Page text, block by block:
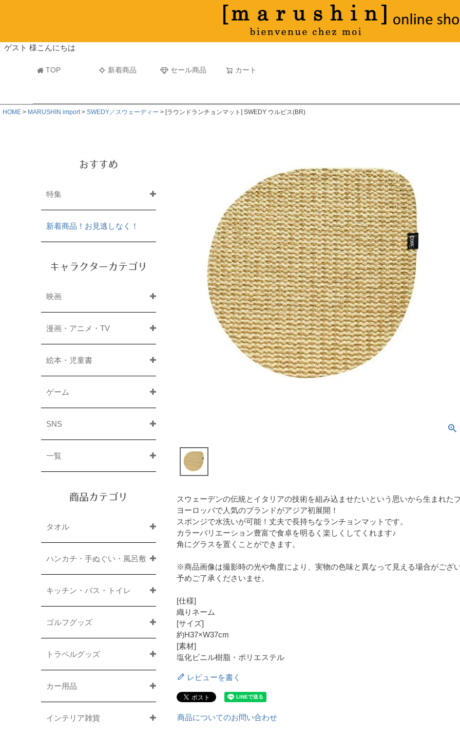
ゲスト 様こんにちは
TOP 新着商品 セール商品 カート
マフラータオル
並び順
新着順
古い順 価格が
HOME MARUSHIN import SWEDY／スウェーディー [ラウンドランチョンマット] SWEDY ウルビス(BR)
おすすめ
特集
新着商品！お見逃しなく！
キャラクターカテゴリ
映画
漫画・アニメ・TV
絵本・児童書
ゲーム
SNS
一覧
商品カテゴリ
タオル
ハンカチ・手ぬぐい・風呂敷
キッチン・バス・トイレ
ゴルフグッズ
トラベルグッズ
カー用品
インテリア雑貨
スウェーデンの伝統とイタリアの技術を組み込ませたいという思いから生まれた
ヨーロッパで人気のブランドがアジア初展開！
スポンジで水洗いが可能！丈夫で長持ちなランチョンマットです。
カラーバリエーション豊富で食卓を明るく楽しくしてくれます♪
角にグラスを置くことができます。
※商品画像は撮影時の光や角度により、実物の色味と異なって見える場合がござい
予めご了承くださいませ。
[仕様]
織りネーム
[サイズ]
約H37×W37cm
[素材]
塩化ビニル樹脂・ポリエステル
レビューを書く
商品についてのお問い合わせ